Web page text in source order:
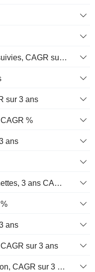
Bénéfices des activités poursuivies, CAGR sur 3 ans
sur 3 ans
%
ans
Immobilisations corporelles nettes, 3 ans CAGR %
ans
sur 3 ans
Flux de trésorerie d’exploitation, CAGR sur 3 ans